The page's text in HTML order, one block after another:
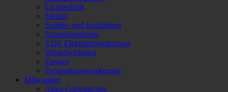
Lichttechnik
Meißel
Sanitär- und Installation
Schraubendreher
VDE Elektrikerwerkzeuge
Winkelschlüssel
Zangen
Zerspanungswerkzeuge
Milwaukee
Akku-Gartengeräte